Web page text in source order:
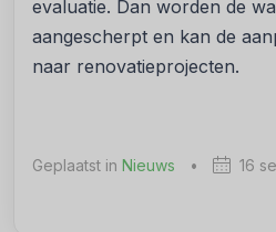
evaluatie. Dan worden de
aangescherpt en kan de
naar renovatieprojecten.
Geplaatst in Nieuws • 16